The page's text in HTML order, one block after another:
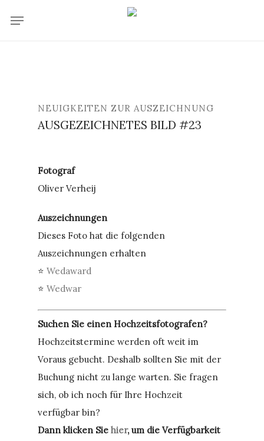
Menu
NEUIGKEITEN ZUR AUSZEICHNUNG
AUSGEZEICHNETES BILD #23
Fotograf
Oliver Verheij
Auszeichnungen
Dieses Foto hat die folgenden
Auszeichnungen erhalten
⭐Wedaward
⭐Wedwar
Suchen Sie einen Hochzeitsfotografen?
Hochzeitstermine werden oft weit im
Voraus gebucht. Deshalb sollten Sie mit der
Buchung nicht zu lange warten. Sie fragen
sich, ob ich noch für Ihre Hochzeit
verfügbar bin?
Dann klicken Siehier, um die Verfügbarkeit